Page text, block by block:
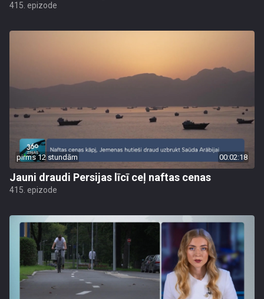
415. epizode
pirms 12 stundām 00:02:18
Jauni draudi Persijas līcī ceļ naftas cenas
415. epizode